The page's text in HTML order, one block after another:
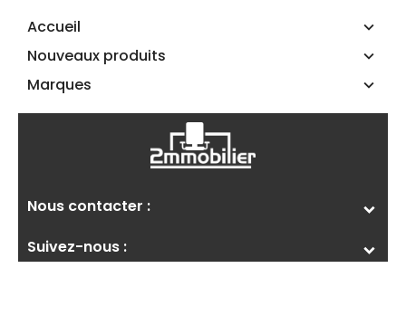
Accueil
Nouveaux produits
Marques
Nous contacter :
Suivez-nous :